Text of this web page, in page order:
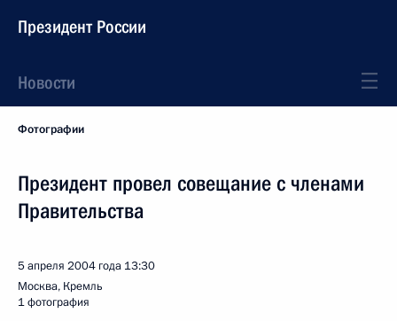
Президент России
Новости
Фотографии
Президент провел совещание с членами
Правительства
5 апреля 2004 года 13:30
Москва, Кремль
1 фотография